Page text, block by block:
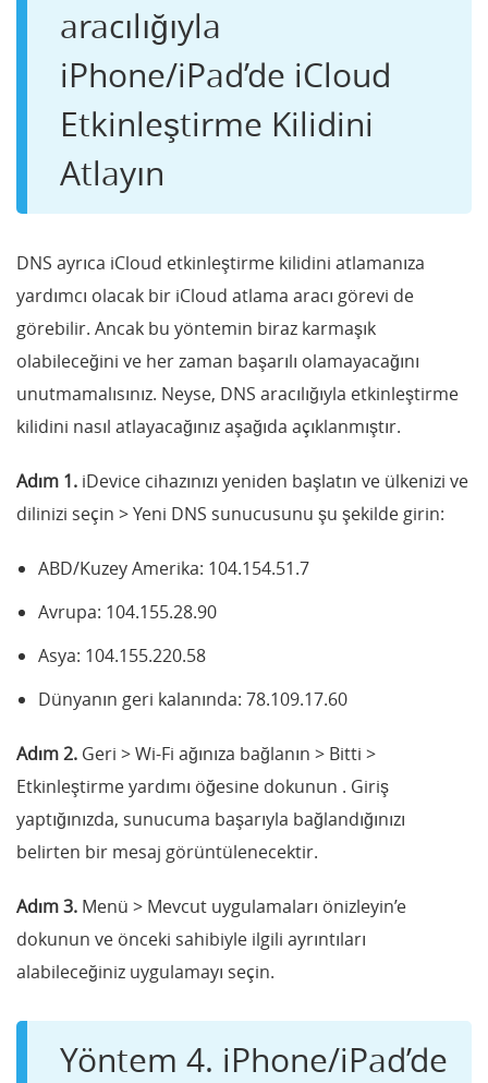
aracılığıyla
iPhone/iPad’de iCloud
Etkinleştirme Kilidini
Atlayın
DNS ayrıca iCloud etkinleştirme kilidini atlamanıza
yardımcı olacak bir iCloud atlama aracı görevi de
görebilir. Ancak bu yöntemin biraz karmaşık
olabileceğini ve her zaman başarılı olamayacağını
unutmamalısınız. Neyse, DNS aracılığıyla etkinleştirme
kilidini nasıl atlayacağınız aşağıda açıklanmıştır.
Adım 1. iDevice cihazınızı yeniden başlatın ve ülkenizi ve
dilinizi seçin > Yeni DNS sunucusunu şu şekilde girin:
ABD/Kuzey Amerika: 104.154.51.7
Avrupa: 104.155.28.90
Asya: 104.155.220.58
Dünyanın geri kalanında: 78.109.17.60
Adım 2. Geri > Wi-Fi ağınıza bağlanın > Bitti >
Etkinleştirme yardımı öğesine dokunun . Giriş
yaptığınızda, sunucuma başarıyla bağlandığınızı
belirten bir mesaj görüntülenecektir.
Adım 3. Menü > Mevcut uygulamaları önizleyin’e
dokunun ve önceki sahibiyle ilgili ayrıntıları
alabileceğiniz uygulamayı seçin.
Yöntem 4. iPhone/iPad’de